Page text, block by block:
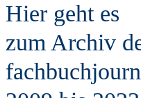
Hier geht es
zum Archiv
fachb